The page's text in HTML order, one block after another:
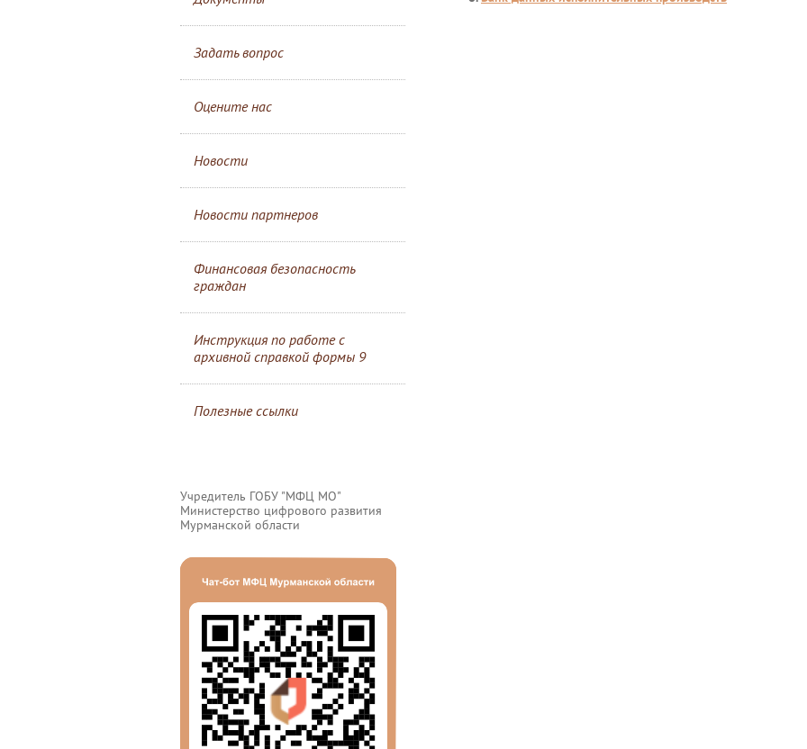
Задать вопрос
Оцените нас
Новости
Новости партнеров
Финансовая безопасность
граждан
Инструкция по работе с
архивной справкой формы 9
Полезные ссылки
Учредитель ГОБУ "МФЦ МО"
Министерство цифрового развития
Мурманской области